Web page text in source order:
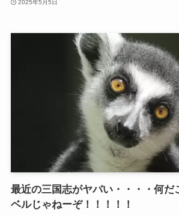
2025年5月5日
最近の三国志がヤバい・・・・何だ
ベルじゃねーぞ！！！！！